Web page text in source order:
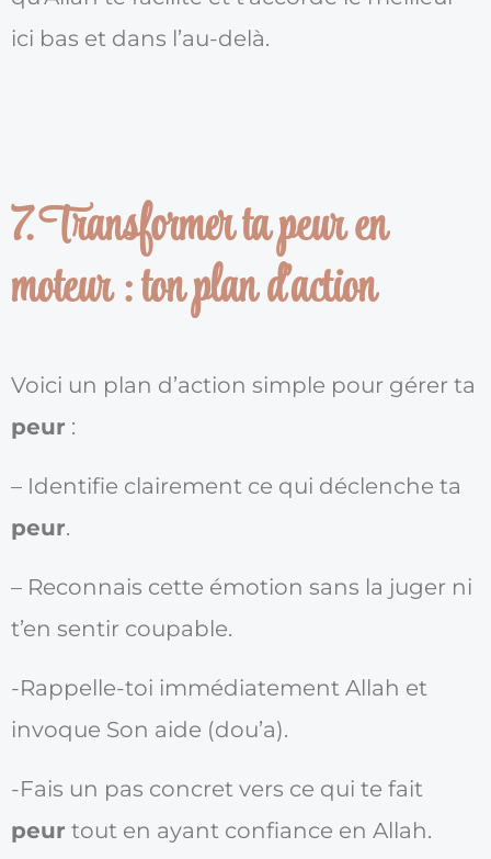
ici bas et dans l’au-delà.
7. Transformer ta peur en
moteur : ton plan d'action
Voici un plan d’action simple pour gérer ta
peur :
– Identifie clairement ce qui déclenche ta
peur.
– Reconnais cette émotion sans la juger ni
t’en sentir coupable.
-Rappelle-toi immédiatement Allah et
invoque Son aide (dou’a).
-Fais un pas concret vers ce qui te fait
peur tout en ayant confiance en Allah.